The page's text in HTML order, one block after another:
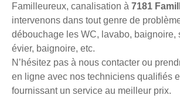
Familleureux, canalisation à 7181
intervenons dans tout genre de
débouchage les WC, lavabo, baignoire,
évier, baignoire, etc.
N’hésitez pas à nous contacter ou
en ligne avec nos techniciens qualifiés
fournissant un service au meilleur prix.